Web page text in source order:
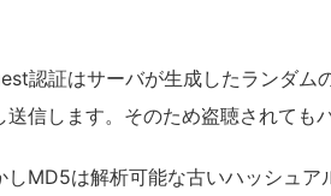
認証はサーバが生成したランダム
送信します。そのため盗聴されても
しMD5は解析可能な古いハッシュア